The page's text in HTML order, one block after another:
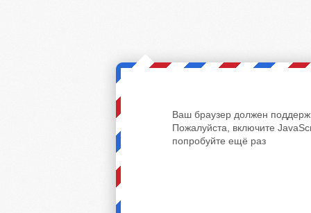
Ваш браузер должен
Пожалуйста, включите
попробуйте ещё раз